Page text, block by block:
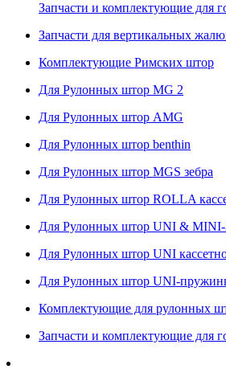
Запчасти и комплектующие для
Запчасти для вертикальных
Комплектующие Римских штор
Для Рулонных штор MG 2
Для Рулонных штор AMG
Для Рулонных штор benthin
Для Рулонных штор MGS зебра
Для Рулонных штор ROLLA
Для Рулонных штор UNI &
Для Рулонных штор UNI
Для Рулонных штор UNI-
Комплектующие для рулонных
Запчасти и комплектующие для